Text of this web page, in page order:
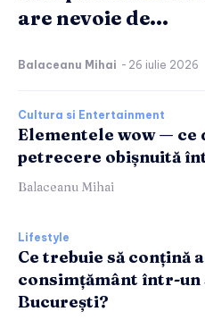
are nevoie de...
Balaceanu Mihai - 26 iulie 2026
Cultura si Entertainment
Elementele wow —
petrecere obișnuită
Balaceanu Mihai
Lifestyle
Ce trebuie să conțină
consimțământ într-un
București?